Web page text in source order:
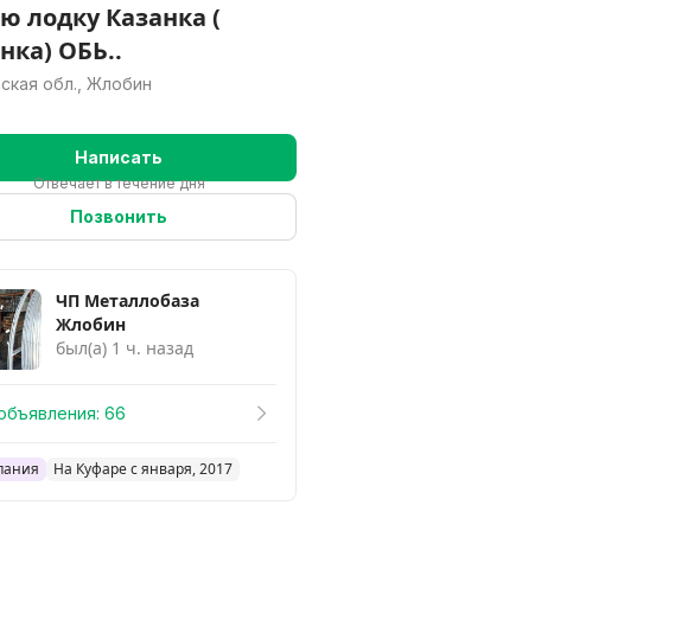
лодку Казанка (
ОБЬ..
обл., Жлобин
Написать
Отвечает в течение дня
Позвонить
ЧП Металлобаза
Жлобин
был(а) 1 ч. назад
66
На Куфаре с января, 2017